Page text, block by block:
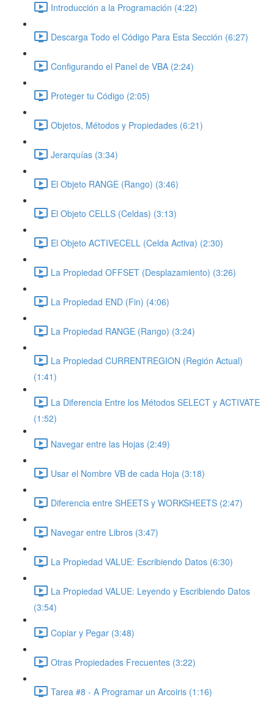
Introducción a la Programación (4:22)
Descarga Todo el Código Para Esta Sección (6:27)
Configurando el Panel de VBA (2:24)
Proteger tu Código (2:05)
Objetos, Métodos y Propiedades (6:21)
Jerarquías (3:34)
El Objeto RANGE (Rango) (3:46)
El Objeto CELLS (Celdas) (3:13)
El Objeto ACTIVECELL (Celda Activa) (2:30)
La Propiedad OFFSET (Desplazamiento) (3:26)
La Propiedad END (Fin) (4:06)
La Propiedad RANGE (Rango) (3:24)
La Propiedad CURRENTREGION (Región Actual)
(1:41)
La Diferencia Entre los Métodos SELECT y ACTIVATE
(1:52)
Navegar entre las Hojas (2:49)
Usar el Nombre VB de cada Hoja (3:18)
Diferencia entre SHEETS y WORKSHEETS (2:47)
Navegar entre Libros (3:47)
La Propiedad VALUE: Escribiendo Datos (6:30)
La Propiedad VALUE: Leyendo y Escribiendo Datos
(3:54)
Copiar y Pegar (3:48)
Otras Propiedades Frecuentes (3:22)
Tarea #8 - A Programar un Arcoiris (1:16)